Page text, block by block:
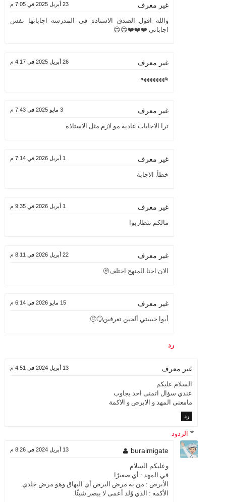
غير معرف 23 أبريل 2025 في 7:05 م
والله اقول الصدق الاستاذه في المدرسه اجاباتها نفس
اجاباتي ❤️❤️❤️😍😍
غير معرف 26 أبريل 2025 في 4:17 م
ههههههههه
غير معرف 3 مايو 2025 في 7:43 م
ترا الاجابات عاديه مو لازم مثل الاستاذه
غير معرف 1 أبريل 2026 في 7:14 م
خطأ. اﻻجابة
غير معرف 1 أبريل 2026 في 9:35 م
مالكم تتظاربوا
غير معرف 22 أبريل 2026 في 8:11 م
الان احنا المنهج اختلف🤨
غير معرف 15 مايو 2026 في 6:14 م
أيوا حبيبتي ألحين تعرفين🙄😒
رد
غير معرف 13 أبريل 2024 في 4:51 م
السلام عليكم
عندي سؤال اتمنى احد يجاوب
مامعنى المهد و الابرص و الاكمة
رد
الردود
buraimigate 13 أبريل 2024 في 8:26 م
وعليكم السلام
في المهد : أي صغيرًا.
الأبرص : من به مرض البرص أي البهاق وهو مرض جلدي.
الأكمه : الذي وُلد أعمى لا يبصر شيئًا.